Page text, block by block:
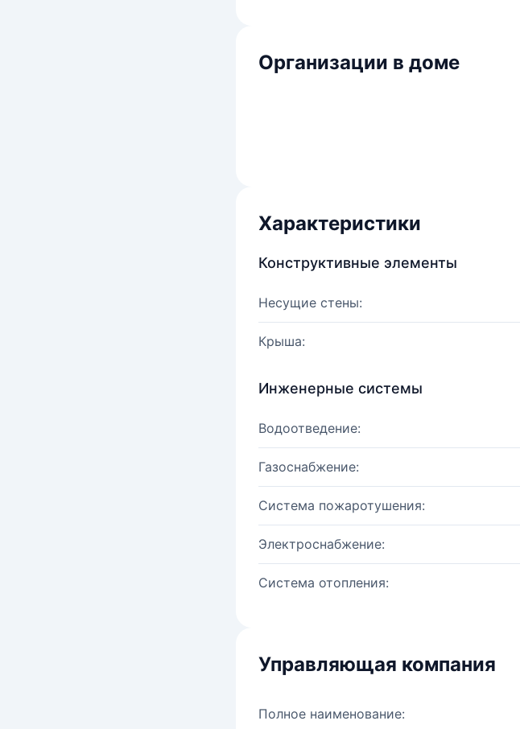
Организации в доме
Характеристики
Конструктивные элементы
Несущие стены:
Крыша:
Инженерные системы
Водоотведение:
Газоснабжение:
Система пожаротушения:
Электроснабжение:
Система отопления:
Управляющая компания
Полное наименование: